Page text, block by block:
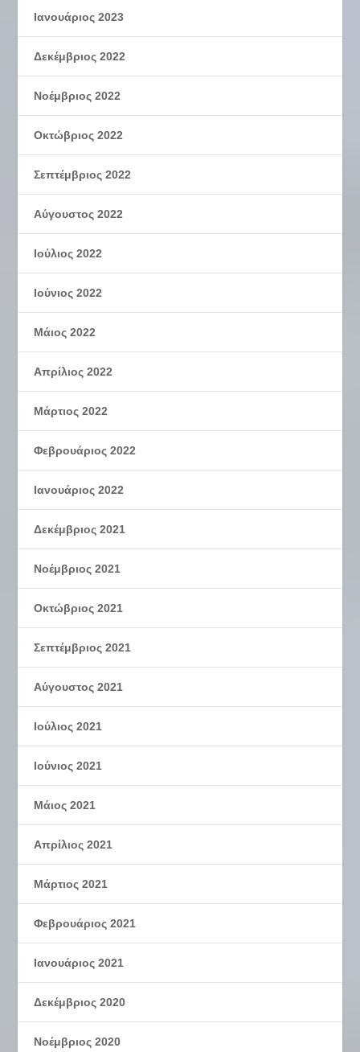
Ιανουάριος 2023
Δεκέμβριος 2022
Νοέμβριος 2022
Οκτώβριος 2022
Σεπτέμβριος 2022
Αύγουστος 2022
Ιούλιος 2022
Ιούνιος 2022
Μάιος 2022
Απρίλιος 2022
Μάρτιος 2022
Φεβρουάριος 2022
Ιανουάριος 2022
Δεκέμβριος 2021
Νοέμβριος 2021
Οκτώβριος 2021
Σεπτέμβριος 2021
Αύγουστος 2021
Ιούλιος 2021
Ιούνιος 2021
Μάιος 2021
Απρίλιος 2021
Μάρτιος 2021
Φεβρουάριος 2021
Ιανουάριος 2021
Δεκέμβριος 2020
Νοέμβριος 2020